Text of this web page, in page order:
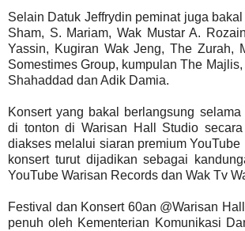
Selain Datuk Jeffrydin peminat juga
Sham, S. Mariam, Wak Mustar A.
Yassin, Kugiran Wak Jeng, The Zurah,
Somestimes Group, kumpulan The
Shahaddad dan Adik Damia.
Konsert yang bakal berlangsung
di tonton di Warisan Hall Studio
diakses melalui siaran premium YouTube
konsert turut dijadikan sebagai
YouTube Warisan Records dan Wak Tv
Festival dan Konsert 60an @Warisan
penuh oleh Kementerian Komunikasi